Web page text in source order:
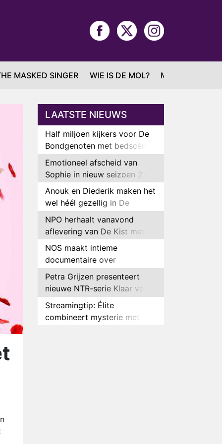
MASKED SINGER WIE IS DE MOL? MAFS
LAATSTE NIEUWS
Half miljoen kijkers voor De
Bondgenoten met bedscène
van Anouk en Diederik
Emotioneel afscheid van
Sophie in nieuw seizoen 22
Kids and Counting
Anouk en Diederik maken het
wel héél gezellig in De
Bondgenoten
NPO herhaalt vanavond
aflevering van De Kist met
Peter Faber
NOS maakt intieme
documentaire over
hockeyster Yibbi Jansen
Petra Grijzen presenteert
nieuwe NTR-serie Klaar voor
de oorlog
Streamingtip: Élite
combineert mysterie met